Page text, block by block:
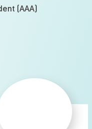
(AAA)